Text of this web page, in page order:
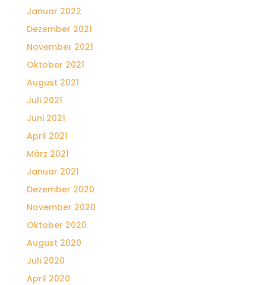
Januar 2022
Dezember 2021
November 2021
Oktober 2021
August 2021
Juli 2021
Juni 2021
April 2021
März 2021
Januar 2021
Dezember 2020
November 2020
Oktober 2020
August 2020
Juli 2020
April 2020